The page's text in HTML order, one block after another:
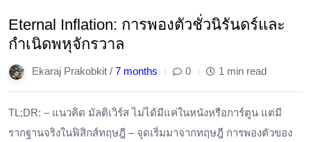
Eternal Inflation: การพองตัวชั่วนิรันดร์และ
กำเนิดพหุจักรวาล
Ekaraj Prakobkit / 7 months 0 1 min read
TL;DR: – แนวคิด มัลติเวิร์ส ไม่ได้มีแค่ในหนังหรือการ์ตูน แต่มี
รากฐานจริงในฟิสิกส์ทฤษฎี – จุดเริ่มมาจากทฤษฎี การพองตัวของ